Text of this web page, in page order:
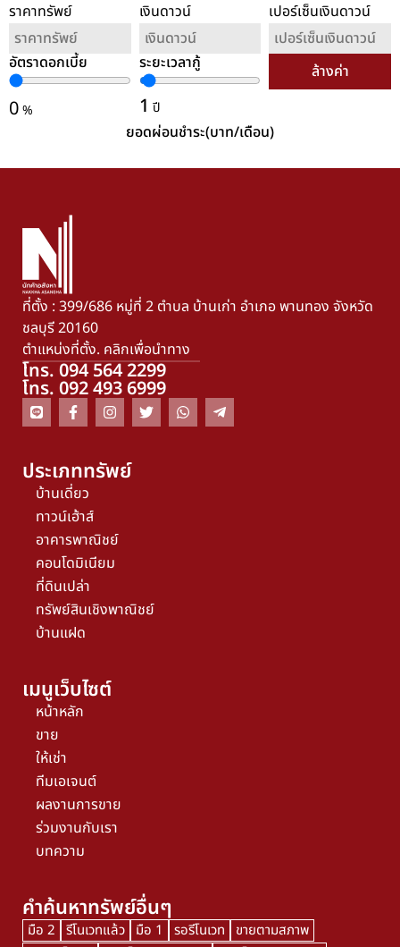
ราคาทรัพย์ เงินดาวน์ เปอร์เซ็นเงินดาวน์
อัตราดอกเบี้ย
0%
ระยะเวลากู้
1 ปี
ล้างค่า
ยอดผ่อนชำระ(บาท/เดือน)
ที่ตั้ง : 399/686 หมู่ที่ 2 ตำบล บ้านเก่า อำเภอ พานทอง จังหวัด
ชลบุรี 20160
ตำแหน่งที่ตั้ง. คลิกเพื่อนำทาง
โทร. 094 564 2299
โทร. 092 493 6999
ประเภททรัพย์
บ้านเดี่ยว
ทาวน์เฮ้าส์
อาคารพาณิชย์
คอนโดมิเนียม
ที่ดินเปล่า
ทรัพย์สินเชิงพาณิชย์
บ้านแฝด
เมนูเว็บไซต์
หน้าหลัก
ขาย
ให้เช่า
ทีมเอเจนต์
ผลงานการขาย
ร่วมงานกับเรา
บทความ
คำค้นหาทรัพย์อื่นๆ
มือ 2 รีโนเวทแล้ว มือ 1 รอรีโนเวท
ขายตามสภาพ